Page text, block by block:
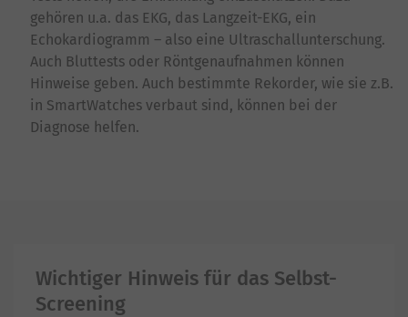
gehören u.a. das EKG, das Langzeit-EKG, ein
Echokardiogramm – also eine Ultraschallunterschung.
Auch Bluttests oder Röntgenaufnahmen können
Hinweise geben. Auch bestimmte Rekorder, wie sie z.B.
in SmartWatches verbaut sind, können bei der
Diagnose helfen.
Wichtiger Hinweis für das Selbst-
Screening